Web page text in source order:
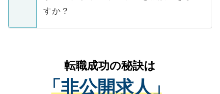
ています。
ご本人のキャリアアップおよび転職活動の
支援を目的に使用いたします。お預かりし
ているすべての個人データはご本人の許可
は、個人情報の取り扱いについての厳密な
管理基準を満たした事業者のみに付与され
る、プライバシーマークを取得済みです。
すか？
かがいして、現在の医療機関の状況や紹介
経験をまじえながら、適切なアドバイスを
させていただきます。すぐにご転職をされ
転職成功の秘訣は
「非公開求人」